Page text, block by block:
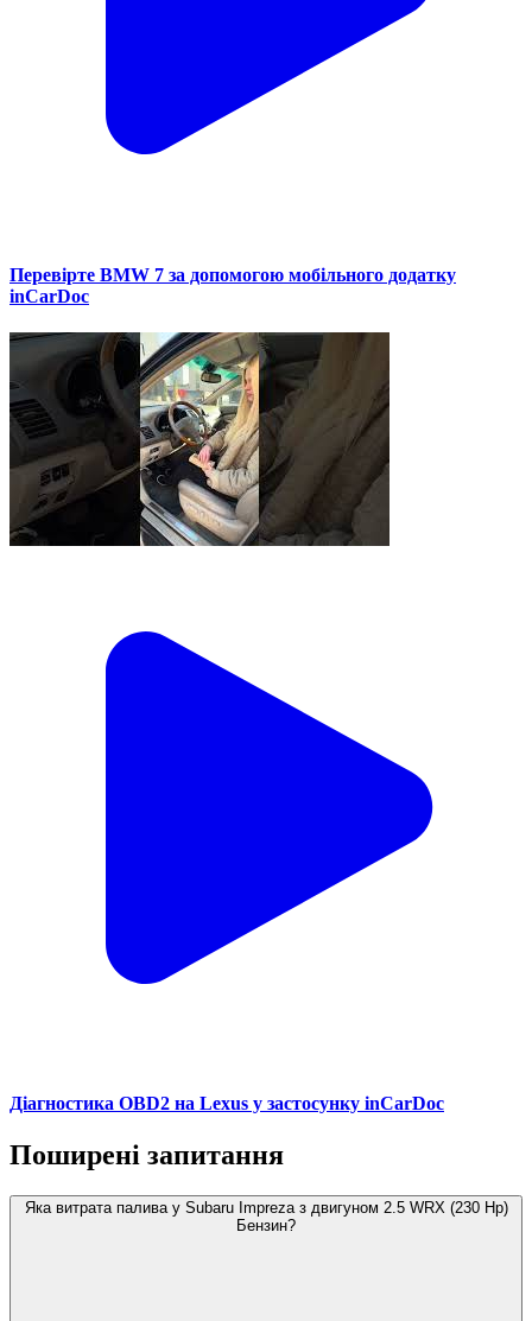
Перевірте BMW 7 за допомогою мобільного додатку
inCarDoc
Діагностика OBD2 на Lexus у застосунку inCarDoc
Поширені запитання
Яка витрата палива у Subaru Impreza з двигуном 2.5 WRX (230 Hp)
Бензин?